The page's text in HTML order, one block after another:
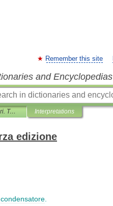
Remember this site
and Encyclopedias
Sinonimi e Contrari. Terza edizione Interpretations
edizione
condensatore